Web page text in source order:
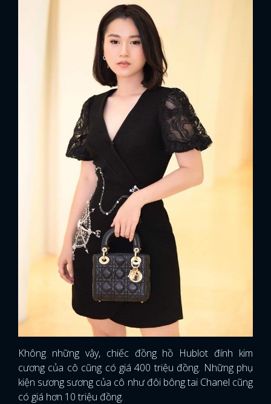
Không những vậy, chiếc đồng hồ Hublot đính kim
cương của cô cũng có giá 400 triệu đồng. Những phụ
kiện sương sương của cô như đôi bông tai Chanel cũng
có giá hơn 10 triệu đồng.